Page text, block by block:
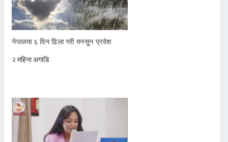
नेपालमा ६ दिन ढिला गरी मनसुन प्रवेश
२ महिना अगाडि